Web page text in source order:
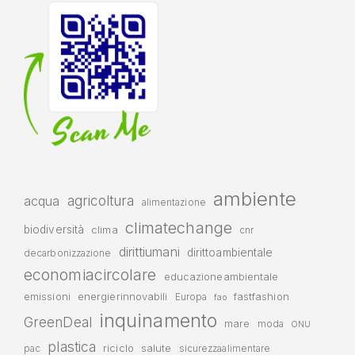
acqua agricoltura alimentazione ambiente
biodiversità clima climatechange cnr
decarbonizzazione dirittiumani dirittoambientale
economiacircolare
educazioneambientale
emissioni
energierinnovabili Europa fao fastfashion
GreenDeal inquinamento mare moda ONU
pac plastica riciclo salute sicurezzaalimentare